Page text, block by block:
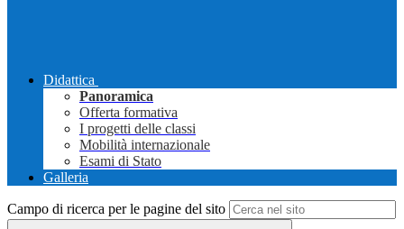
Didattica
Panoramica
Offerta formativa
I progetti delle classi
Mobilità internazionale
Esami di Stato
Galleria
Campo di ricerca per le pagine del sito